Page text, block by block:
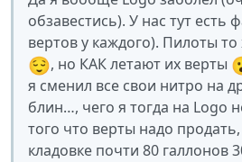
обзавестись). У нас тут есть
вертов у каждого). Пилоты
😌, но КАК летают их верты
я сменил все свои нитро на
блин…, чего я тогда на Logo
того что верты надо
кладовке почти 80 галлонов